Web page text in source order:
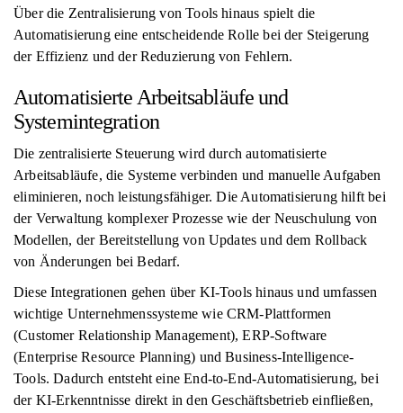
Über die Zentralisierung von Tools hinaus spielt die
Automatisierung eine entscheidende Rolle bei der Steigerung
der Effizienz und der Reduzierung von Fehlern.
Automatisierte Arbeitsabläufe und
Systemintegration
Die zentralisierte Steuerung wird durch automatisierte
Arbeitsabläufe, die Systeme verbinden und manuelle Aufgaben
eliminieren, noch leistungsfähiger. Die Automatisierung hilft bei
der Verwaltung komplexer Prozesse wie der Neuschulung von
Modellen, der Bereitstellung von Updates und dem Rollback
von Änderungen bei Bedarf.
Diese Integrationen gehen über KI-Tools hinaus und umfassen
wichtige Unternehmenssysteme wie CRM-Plattformen
(Customer Relationship Management), ERP-Software
(Enterprise Resource Planning) und Business-Intelligence-
Tools. Dadurch entsteht eine End-to-End-Automatisierung, bei
der KI-Erkenntnisse direkt in den Geschäftsbetrieb einfließen,